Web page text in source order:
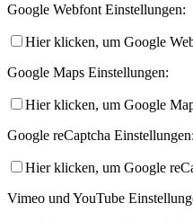
Google Webfont Einstellungen:
Hier klicken, um Google
Google Maps Einstellungen:
Hier klicken, um Google
Google reCaptcha Einstellungen:
Hier klicken, um Google
Vimeo und YouTube